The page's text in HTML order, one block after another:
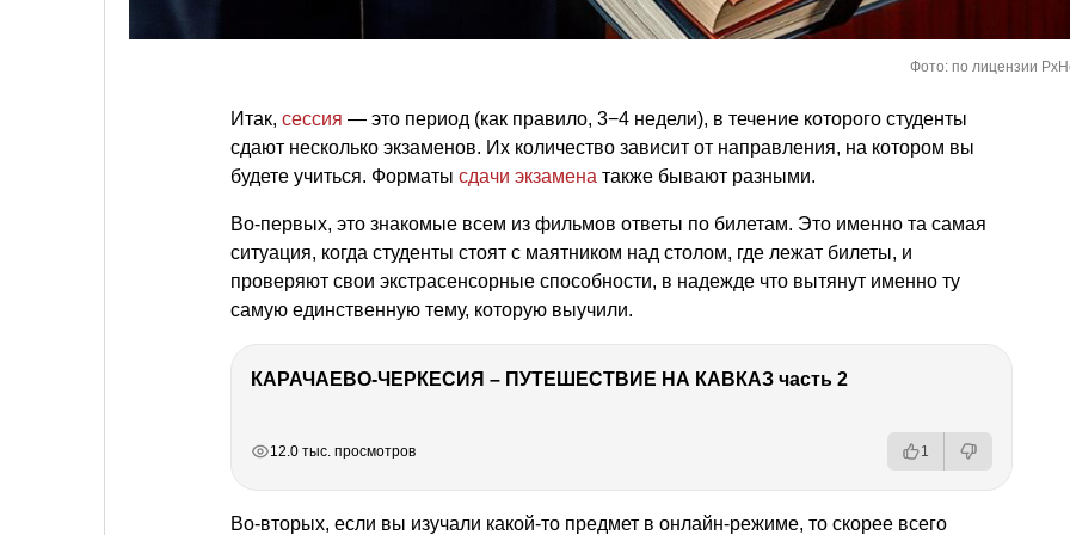
Фото: по лицензии
Итак, сессия — это период (как правило, 3−4 недели), в течение которого студенты
сдают несколько экзаменов. Их количество зависит от направления, на котором вы
будете учиться. Форматы сдачи экзамена также бывают разными.
Во-первых, это знакомые всем из фильмов ответы по билетам. Это именно та самая
ситуация, когда студенты стоят с маятником над столом, где лежат билеты, и
проверяют свои экстрасенсорные способности, в надежде что вытянут именно ту
самую единственную тему, которую выучили.
КАРАЧАЕВО-ЧЕРКЕСИЯ – ПУТЕШЕСТВИЕ НА КАВКАЗ часть 2
12.0 тыс. просмотров 1
Во-вторых, если вы изучали какой-то предмет в онлайн-режиме, то скорее всего